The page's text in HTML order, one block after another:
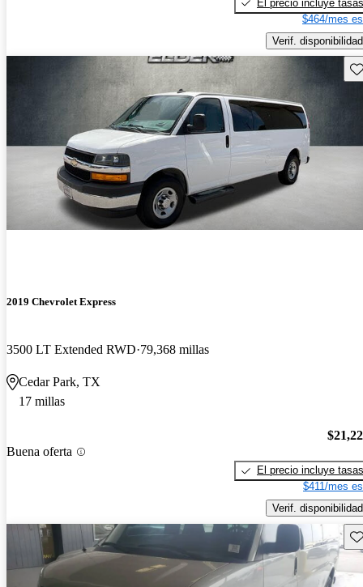
El precio incluye tasas
$464/mes
Verif. disponibilidad
2019 Chevrolet Express
3500 LT Extended RWD 79,368 millas
Cedar Park, TX
17 millas
Buena oferta
El precio incluye tasas
$411/mes
Verif. disponibilidad